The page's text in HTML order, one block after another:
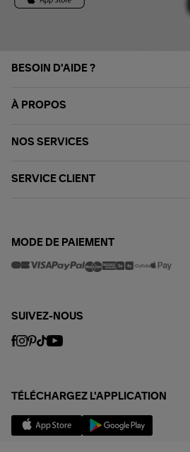
BESOIN D'AIDE ?
À PROPOS
NOS SERVICES
SERVICE CLIENT
MODE DE PAIEMENT
SUIVEZ-NOUS
TÉLÉCHARGEZ L'APPLICATION